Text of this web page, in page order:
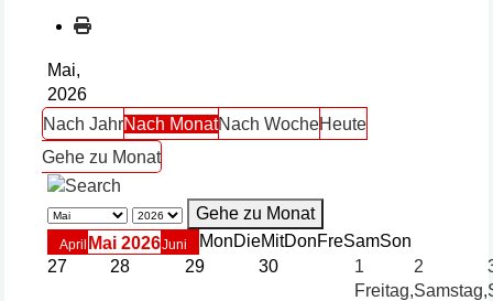
Mai,
2026
Nach JahrNach MonatNach WocheHeute
Gehe zu Monat
Gehe zu Monat
April Mai 2026Juni MonDieMitDonFreSamSon
27
28 29 30
1
Freitag,
2
Samstag,